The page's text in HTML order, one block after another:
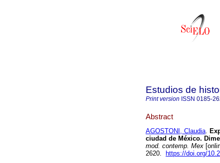
Estudios de
Print version ISSN 0185-
Abstract
AGOSTONI, Claudia.
ciudad de México.
mod. contemp. Mex
2620.
https://doi.org/